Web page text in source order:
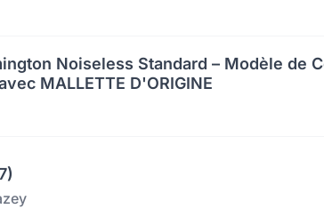
Noiseless Standard – Modèle de
MALLETTE D'ORIGINE